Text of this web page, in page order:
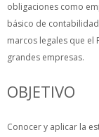
obligaciones como
básico de
marcos legales que el
grandes empresas.
OBJETIVO
Conocer y aplicar la